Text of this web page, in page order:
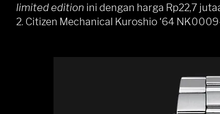
limited edition ini dengan harga Rp22,7
2. Citizen Mechanical Kuroshio ‘64